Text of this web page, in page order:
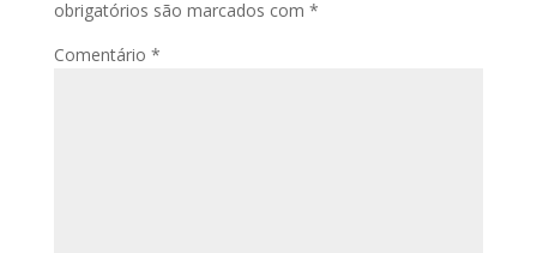
obrigatórios são marcados com *
Comentário *